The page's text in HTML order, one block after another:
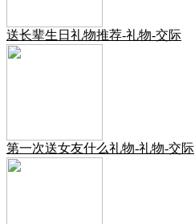
送长辈生日礼物推荐-礼物-交际
第一次送女友什么礼物-礼物-交际